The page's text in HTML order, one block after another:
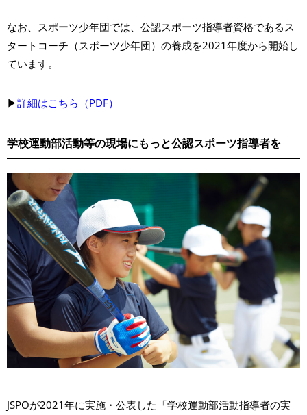
なお、スポーツ少年団では、公認スポーツ指導者資格であるス
タートコーチ（スポーツ少年団）の養成を2021年度から開始し
ています。
▶︎詳細はこちら（PDF）
学校運動部活動等の現場にもっと公認スポーツ指導者を
JSPOが2021年に実施・公表した「学校運動部活動指導者の実